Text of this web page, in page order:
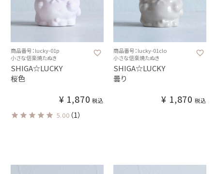
商品番号：lucky-01p
小さな信楽焼たぬき
SHIGA☆LUCKY
桜色
¥ 1,870 税込
5.00 （1）
商品番号：lucky-01clo
小さな信楽焼たぬき
SHIGA☆LUCKY
曇り
¥ 1,870 税込